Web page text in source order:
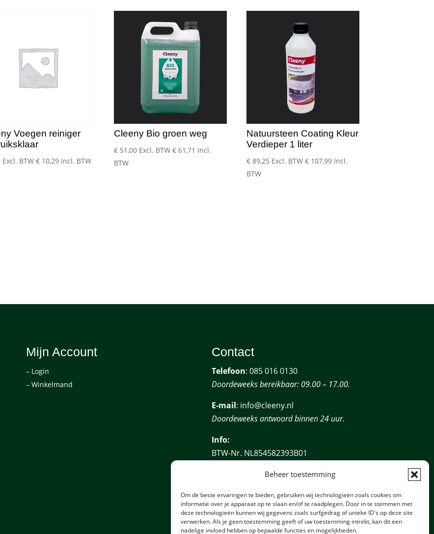
Beheer toestemming
Om de beste ervaringen te bieden, gebruiken wij technologieën zoals cookies om
informatie over je apparaat op te slaan en/of te raadplegen. Door in te stemmen met
deze technologieën kunnen wij gegevens zoals surfgedrag of unieke ID's op deze site
verwerken. Als je geen toestemming geeft of uw toestemming intrekt, kan dit een
nadelige invloed hebben op bepaalde functies en mogelijkheden.
Voegen reiniger
Excl. BTW €10,29Incl. BTW
Cleeny Bio groen weg
€51,00 Excl. BTW €61,71 Incl.
BTW
Natuursteen Coating Kleur
Verdieper 1 liter
€89,25 Excl. BTW €107,99Incl.
BTW
Mijn Account
– Login
– Winkelmand
Contact
Telefoon: 085 016 0130
Doordeweeks bereikbaar: 09.00 – 17.00.
E-mail: info@cleeny.nl
Doordeweeks antwoord binnen 24 uur.
Info:
BTW-Nr. NL854582393B01